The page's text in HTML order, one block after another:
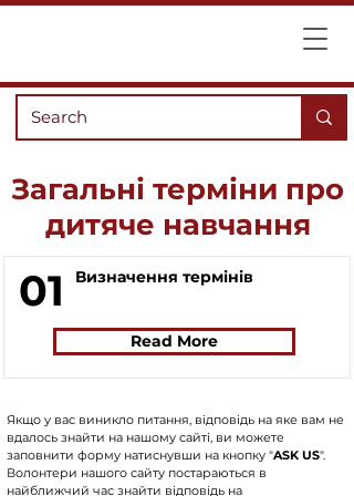
Загальні терміни про
дитяче навчання
01 Визначення термінів
Read More
Якщо у вас виникло питання, відповідь на яке вам не
вдалось знайти на нашому сайті, ви можете
заповнити форму натиснувши на кнопку "ASK US".
Волонтери нашого сайту постараються в
найближчий час знайти відповідь на